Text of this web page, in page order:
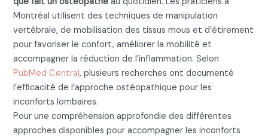
Montréal utilisent des techniques de manipulation
vertébrale, de mobilisation des tissus mous et d’étirement
pour favoriser le confort, améliorer la mobilité et
accompagner la réduction de l’inflammation. Selon
PubMed Central, plusieurs recherches ont documenté
l’efficacité de l’approche ostéopathique pour les
inconforts lombaires.
Pour une compréhension approfondie des différentes
approches disponibles pour accompagner les inconforts